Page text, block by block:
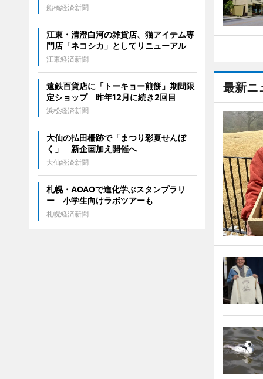
最新ニ
船橋経済新聞
江東・清澄白河の雑貨店、猫アイテム専
門店「ネコシカ」としてリニューアル
江東経済新聞
遠鉄百貨店に「トーキョー煎餅」期間限
定ショップ 昨年12月に続き2回目
浜松経済新聞
大仙の払田柵跡で「まつり彩夏せんぼ
く」 新企画加え開催へ
大仙経済新聞
札幌・AOAOで進化学ぶスタンプラリ
ー 小学生向けラボツアーも
札幌経済新聞